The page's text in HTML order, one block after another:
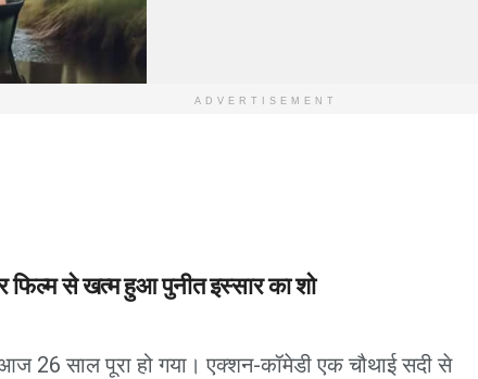
ADVERTISEMENT
फिल्म से खत्म हुआ पुनीत इस्सार का शो
26 साल पूरा हो गया। एक्शन-कॉमेडी एक चौथाई सदी से